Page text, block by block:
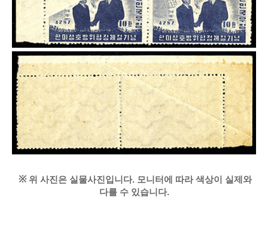
※ 위 사진은 실물사진입니다. 모니터에 따라 색상이 실제와
다를 수 있습니다.